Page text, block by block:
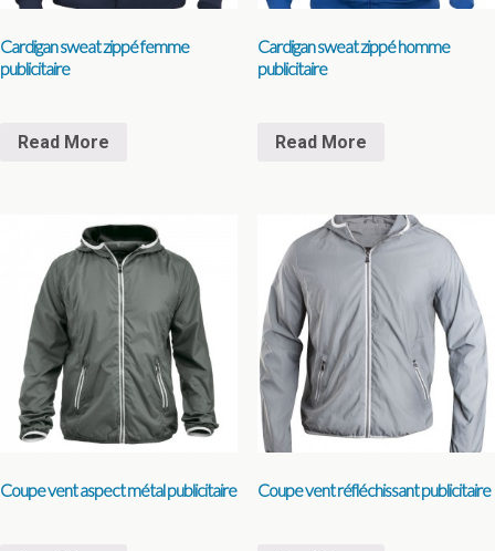
Cardigan sweat zippé femme
publicitaire
Read More
Cardigan sweat zippé homme
publicitaire
Read More
Coupe vent aspect métal publicitaire Coupe vent réfléchissant publicitaire